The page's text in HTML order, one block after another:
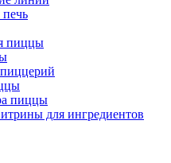
печь
пиццы
пиццы
для ингредиентов